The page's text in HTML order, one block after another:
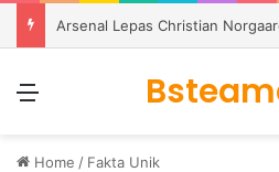
Home / Fakta Unik